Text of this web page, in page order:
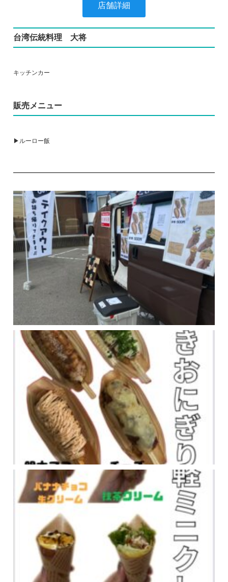
店舗詳細
台湾伝統料理 大将
キッチンカー
販売メニュー
▶ルーロー飯